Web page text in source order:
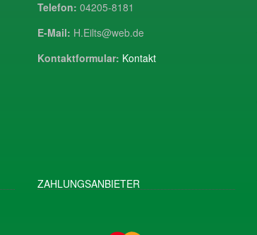
Telefon: 04205-8181
E-Mail: H.Eilts@web.de
Kontaktformular: Kontakt
ZAHLUNGSANBIETER